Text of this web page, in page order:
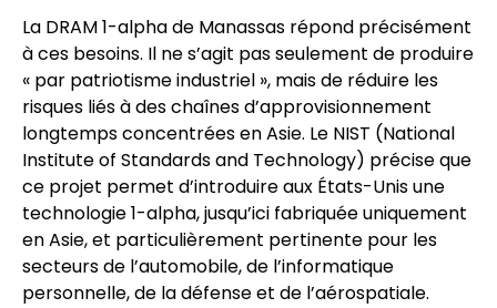
La DRAM 1-alpha de Manassas répond précisément
à ces besoins. Il ne s’agit pas seulement de produire
« par patriotisme industriel », mais de réduire les
risques liés à des chaînes d’approvisionnement
longtemps concentrées en Asie. Le NIST (National
Institute of Standards and Technology) précise que
ce projet permet d’introduire aux États-Unis une
technologie 1-alpha, jusqu’ici fabriquée uniquement
en Asie, et particulièrement pertinente pour les
secteurs de l’automobile, de l’informatique
personnelle, de la défense et de l’aérospatiale.